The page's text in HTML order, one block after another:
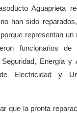
Aguaprieta
han sido
representan un
funcionarios
Energía y
Electricidad y
que la pronta